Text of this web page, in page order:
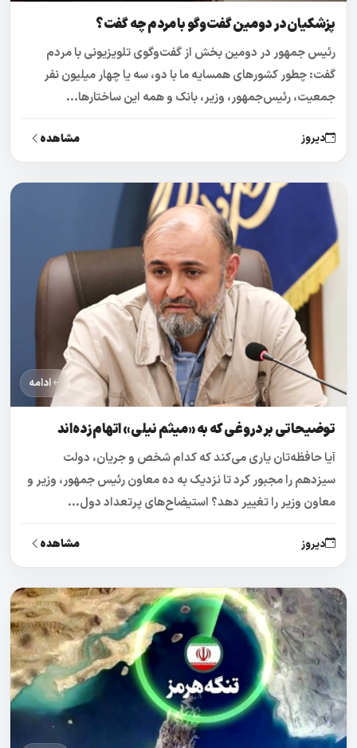
پزشکیان در دومین گفت‌و‌گو با مردم چه گفت؟
رئیس جمهور در دومین بخش از گفت‌و‌گوی تلویزیونی با مردم
گفت: چطور کشورهای همسایه ما با دو، سه یا چهار میلیون نفر
جمعیت، رئیس‌جمهور، وزیر، بانک و همه این ساختارها...
دیروز مشاهده
ادامه
توضیحاتی بر دروغی که به «میثم نیلی» اتهام زده‌اند
آیا حافظه‌تان یاری می‌کند که کدام شخص و جریان، دولت
سیزدهم را مجبور کرد تا نزدیک به ده معاون رئیس جمهور، وزیر و
معاون وزیر را تغییر دهد؟ استیضاح‌های پرتعداد دول...
دیروز مشاهده